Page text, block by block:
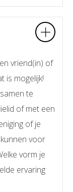
vriend(in) of
is mogelijk!
te
of met een
of je
voor
vorm je
ervaring